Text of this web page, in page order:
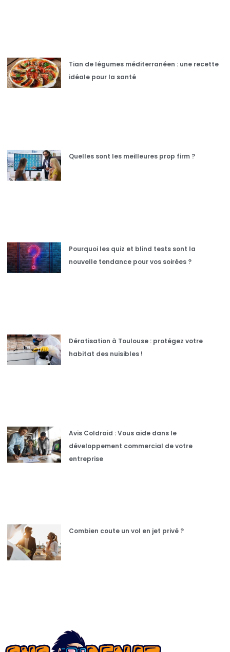
Tian de légumes méditerranéen : une recette
idéale pour la santé
Quelles sont les meilleures prop firm ?
Pourquoi les quiz et blind tests sont la
nouvelle tendance pour vos soirées ?
Dératisation à Toulouse : protégez votre
habitat des nuisibles !
Avis Coldraid : Vous aide dans le
développement commercial de votre
entreprise
Combien coute un vol en jet privé ?